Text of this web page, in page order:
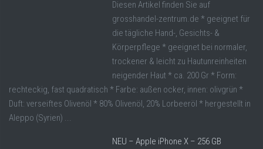
Diesen Artikel finden Sie auf
grosshandel-zentrum.de * geeignet für
die tägliche Hand-, Gesichts- &
Körperpflege * geeignet bei normaler,
trockener & leicht zu Hautunreinheiten
neigender Haut * ca. 200 Gr * Form:
rechteckig, fast quadratisch * Farbe: außen ocker, innen: olivgrün *
Duft: verseiftes Olivenöl * 80% Olivenöl, 20% Lorbeeröl * hergestellt in
Aleppo (Syrien) ...
NEU – Apple iPhone X – 256 GB